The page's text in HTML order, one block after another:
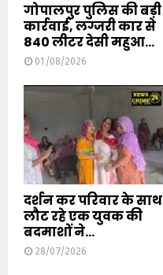
गोपालपुर पुलिस की बड़ी
कार्रवाई, लग्जरी कार से
840 लीटर देसी महुआ...
01/08/2026
दर्शन कर परिवार के साथ
लौट रहे एक युवक की
बदमाशों ने...
28/07/2026